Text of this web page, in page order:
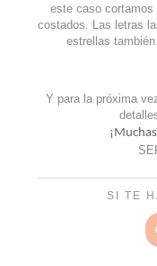
este caso
costados. Las letras
estrellas
Y para la próxima
SI TE